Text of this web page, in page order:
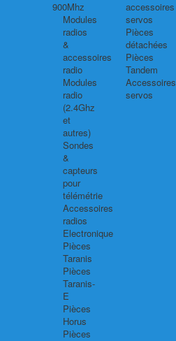
900Mhz
Modules
radios
&
accessoires
radio
Modules
radio
(2.4Ghz
et
autres)
Sondes
&
capteurs
pour
télémétrie
Accessoires
radios
Electronique
Pièces
Taranis
Pièces
Taranis-
E
Pièces
Horus
Pièces
accessoires
servos
Pièces
détachées
Pièces
Tandem
Accessoires
servos